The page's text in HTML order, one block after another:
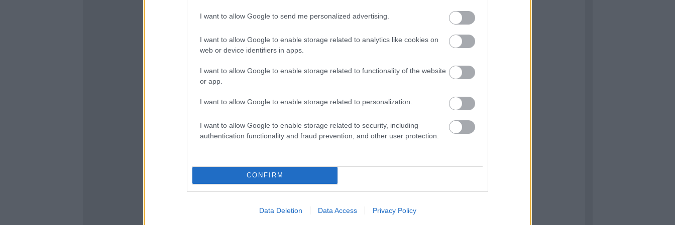
I want to allow Google to send me personalized advertising.
I want to allow Google to enable storage related to analytics like cookies on
web or device identifiers in apps.
I want to allow Google to enable storage related to functionality of the website
or app.
I want to allow Google to enable storage related to personalization.
I want to allow Google to enable storage related to security, including
authentication functionality and fraud prevention, and other user protection.
CONFIRM
Data Deletion Data Access Privacy Policy
ázsiai konyha
baszk konyha
belgium
bocusedor
bocuse dor
dél amerika
english
északi konyha
francia konyha
holland konyha